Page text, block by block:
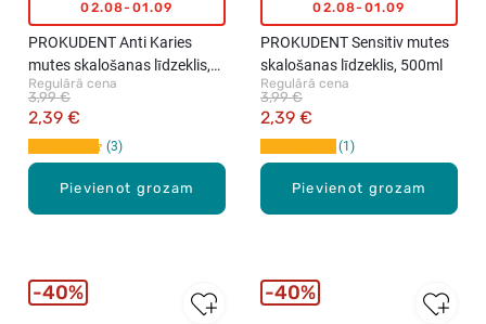
Pievienot grozam
02.08-01.09
PROKUDENT Anti Karies
mutes skalošanas līdzeklis,
500ml
Regulārā cena
2,39 €
3,99 €
3
Pievienot grozam
02.08-01.09
PROKUDENT Sensitiv mutes
skalošanas līdzeklis, 500ml
Regulārā cena
2,39 €
3,99 €
1
40% 40%